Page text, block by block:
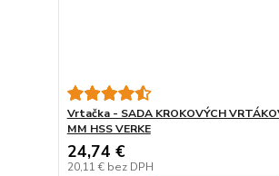
Vrtačka - SADA KROKOVÝCH
MM HSS VERKE
24,74 €
20,11 € bez DPH